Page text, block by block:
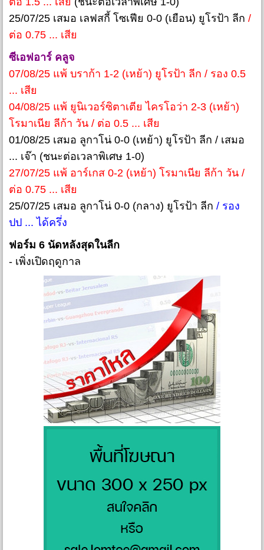
25/07/25 เสมอ เลฟสกี้ โซเฟีย 0-0 (เยือน) ยูโรป้า ลีก /
ต่อ 0.75 ... เสีย
ซีเอฟอาร์ คลูจ
07/08/25 แพ้ บราก้า 1-2 (เหย้า) ยูโรป้า ลีก / รอง 0.5
... เสีย
04/08/25 แพ้ ยูนิเวอร์ซิตาเตีย ไครโอว่า 2-3 (เหย้า)
โรมาเนีย ลีก้า วัน / ต่อ 0.5 ... เสีย
01/08/25 เสมอ ลูกาโน่ 0-0 (เหย้า) ยูโรป้า ลีก / เสมอ
... เจ๊า (ชนะต่อเวลาพิเศษ 1-0)
27/07/25 แพ้ อาร์เกส 0-2 (เหย้า) โรมาเนีย ลีก้า วัน /
ต่อ 0.75 ... เสีย
25/07/25 เสมอ ลูกาโน่ 0-0 (กลาง) ยูโรป้า ลีก / รอง
ปป ... ได้ครึ่ง
ฟอร์ม 6 นัดหลังสุดในลีก
- เพิ่งเปิดฤดูกาล